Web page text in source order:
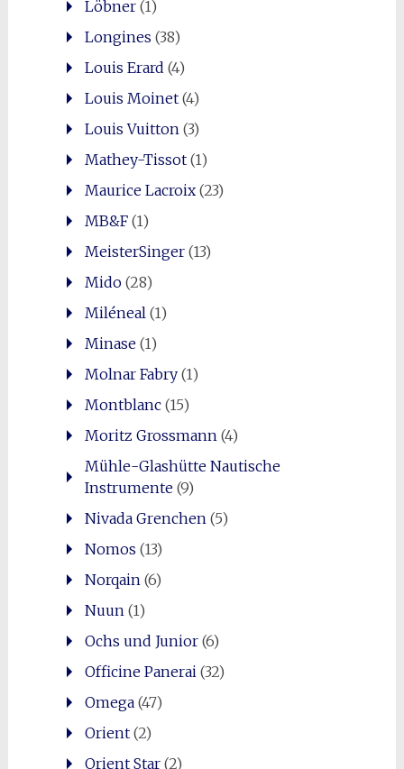
Löbner(1)
Longines (38)
Louis Erard (4)
Louis Moinet(4)
Louis Vuitton (3)
Mathey-Tissot(1)
Maurice Lacroix(23)
MB&F(1)
MeisterSinger(13)
Mido(28)
Miléneal (1)
Minase(1)
Molnar Fabry(1)
Montblanc(15)
Moritz Grossmann (4)
Mühle-Glashütte Nautische
Instrumente(9)
Nivada Grenchen (5)
Nomos (13)
Norqain (6)
Nuun (1)
Ochs und Junior(6)
Officine Panerai (32)
Omega(47)
Orient(2)
Orient Star(2)